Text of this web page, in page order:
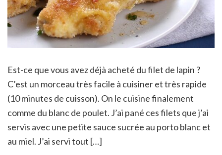
Est-ce que vous avez déjà acheté du filet de lapin ?
C’est un morceau très facile à cuisiner et très rapide
(10 minutes de cuisson). On le cuisine finalement
comme du blanc de poulet. J’ai pané ces filets que j’ai
servis avec une petite sauce sucrée au porto blanc et
au miel. J’ai servi tout […]